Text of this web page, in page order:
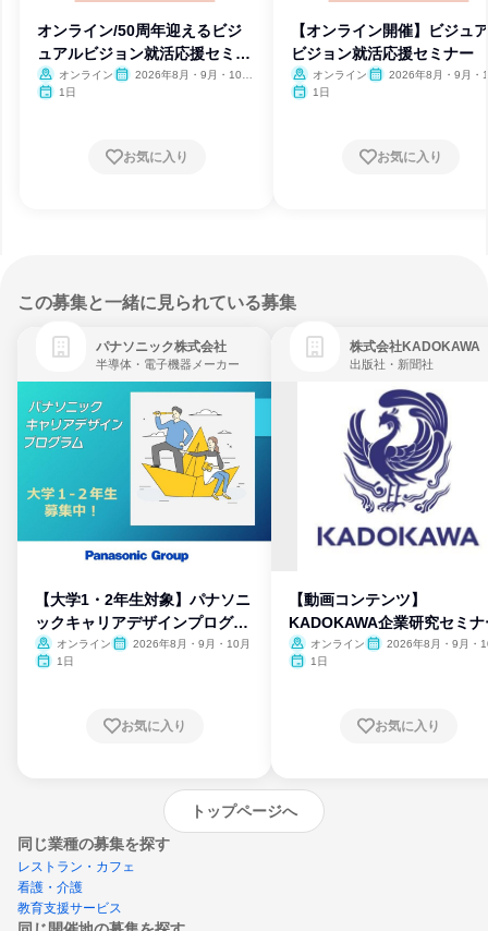
オンライン/50周年迎えるビジ
ュアルビジョン就活応援セミナ
ー
オンライン
2026年8月・9月・10
1日
お気に入り
【オンライン開催】ビジュ
ビジョン就活応援セミナー
オンライン
2026年8月・9月・
1日
お気に入り
この募集と一緒に見られている募集
パナソニック株式会社
半導体・電子機器メーカー
【大学1・2年生対象】パナソニ
ックキャリアデザインプログラ
ム
オンライン
2026年8月・9月・10月
1日
お気に入り
株式会社KADOKAWA
出版社・新聞社
【動画コンテンツ】
KADOKAWA企業研究セミナ
オンライン
2026年8月・9月・
1日
お気に入り
トップページへ
同じ業種の募集を探す
レストラン・カフェ
看護・介護
教育支援サービス